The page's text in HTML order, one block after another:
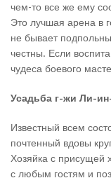
чем-то все же ему
Это лучшая арена в
не бывает
честны. Если
чудеса боевого
Усадьба г-жи Ли-
Известный всем
почтенный вдовы
Хозяйка с присущей
с любым гостям и